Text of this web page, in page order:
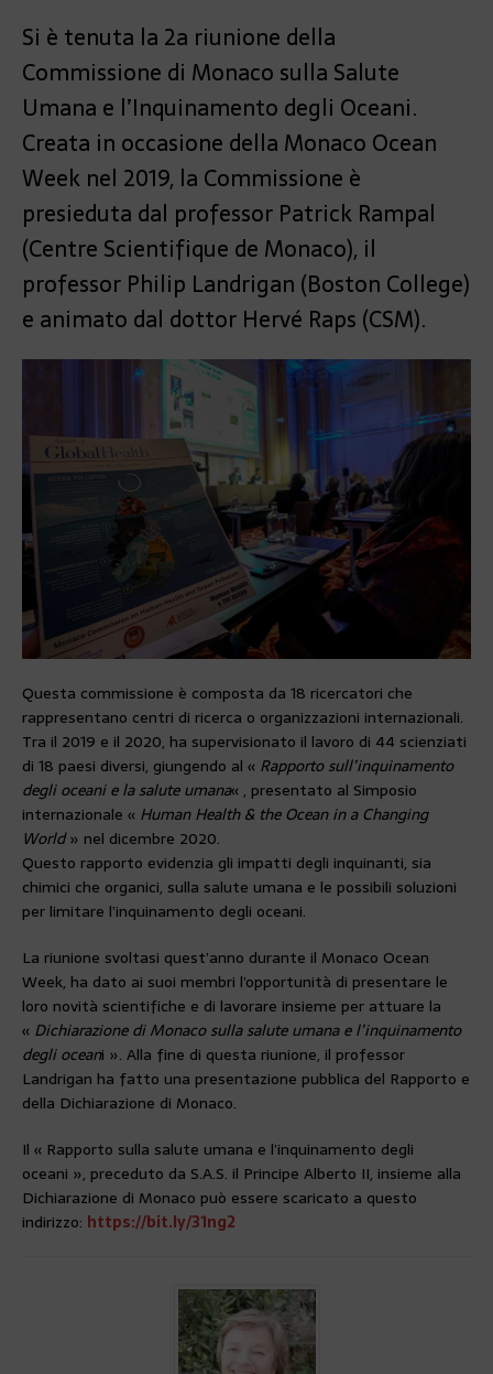
Si è tenuta la 2a riunione della
Commissione di Monaco sulla Salute
Umana e l’Inquinamento degli Oceani.
Creata in occasione della Monaco Ocean
Week nel 2019, la Commissione è
presieduta dal professor Patrick Rampal
(Centre Scientifique de Monaco), il
professor Philip Landrigan (Boston College)
e animato dal dottor Hervé Raps (CSM).
Questa commissione è composta da 18 ricercatori che
rappresentano centri di ricerca o organizzazioni internazionali.
Tra il 2019 e il 2020, ha supervisionato il lavoro di 44 scienziati
di 18 paesi diversi, giungendo al « Rapporto sull’inquinamento
degli oceani e la salute umana« , presentato al Simposio
internazionale « Human Health & the Ocean in a Changing
World» nel dicembre 2020.
Questo rapporto evidenzia gli impatti degli inquinanti, sia
chimici che organici, sulla salute umana e le possibili soluzioni
per limitare l’inquinamento degli oceani.
La riunione svoltasi quest’anno durante il Monaco Ocean
Week, ha dato ai suoi membri l’opportunità di presentare le
loro novità scientifiche e di lavorare insieme per attuare la
« Dichiarazione di Monaco sulla salute umana e l’inquinamento
degli oceani ». Alla fine di questa riunione, il professor
Landrigan ha fatto una presentazione pubblica del Rapporto e
della Dichiarazione di Monaco.
Il « Rapporto sulla salute umana e l’inquinamento degli
oceani », preceduto da S.A.S. il Principe Alberto II, insieme alla
Dichiarazione di Monaco può essere scaricato a questo
indirizzo: https://bit.ly/31ng2